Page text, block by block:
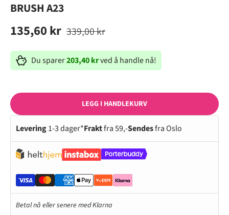
BRUSH A23
135,60 kr 339,00 kr
Du sparer203,40 krved å handle nå!
LEGG I HANDLEKURV
Levering1-3 dager*Fraktfra 59,-Sendesfra Oslo
Betal nå eller senere med Klarna